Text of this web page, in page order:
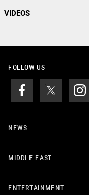
VIDEOS
FOLLOW US
NEWS
MIDDLE EAST
ENTERTAINMENT